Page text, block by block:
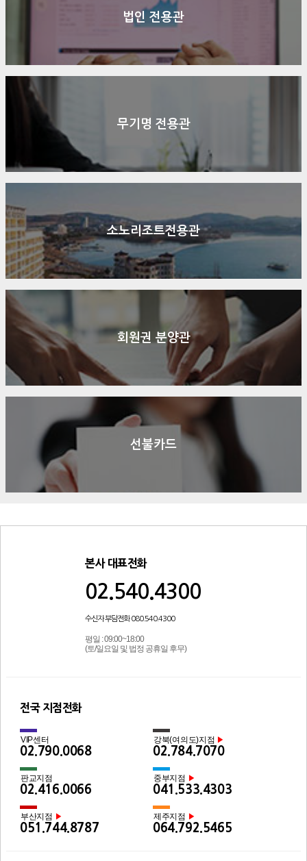
법인 전용관
무기명 전용관
소노리조트전용관
회원권 분양관
선불카드
본사 대표전화
02.540.4300
수신자 부담전화 080.540.4300
평일 : 09:00~18:00
(토/일요일 및 법정 공휴일 후무)
전국 지점전화
VIP센터
02.790.0068
강북(여의도)지점 ▶
02.784.7070
판교지점
02.416.0066
중부지점 ▶
041.533.4303
부산지점 ▶
051.744.8787
제주지점 ▶
064.792.5465